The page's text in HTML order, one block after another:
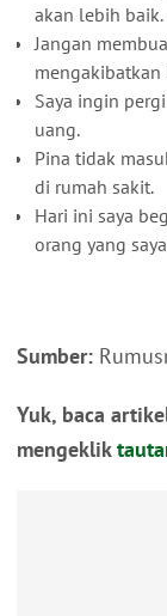
akan lebih baik.
Jangan
Saya ingin
uang.
Pina tidak
di rumah sakit.
Hari ini saya
orang yang
Sumber:
Yuk, baca
mengeklik